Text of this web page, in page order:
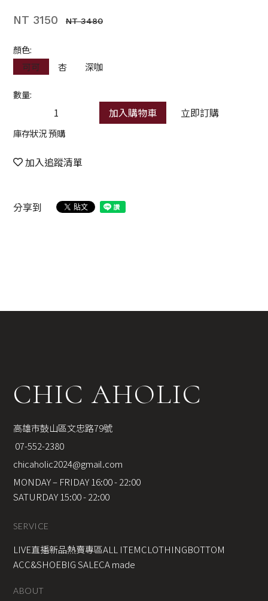
NT 3150 NT 3480
顏色:
可可
杏 深咖
數量:
加入購物車 立即訂購
庫存狀況 預購
加入追蹤清單
分享到
CHIC AHOLIC
高雄市鼓山區文忠路79號
07-552-2380
chicaholic2024@gmail.com
MONDAY – FRIDAY 16:00 - 22:00
SATURDAY 15:00 - 22:00
SERVICE
LIVE直播新品熱賣專區ALL ITEMCLOTHINGBOTTOM
ACC&SHOEBIG SALECA made
ABOUT